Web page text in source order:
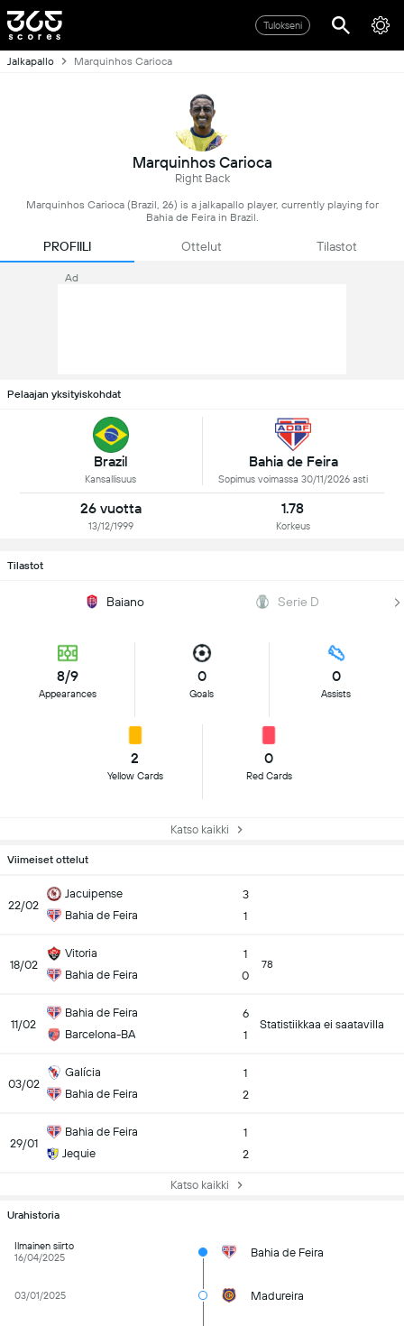
Tulokseni
Jalkapallo Marquinhos Carioca
Marquinhos Carioca
Right Back
Marquinhos Carioca (Brazil, 26) is a jalkapallo player, currently playing for
Bahia de Feira in Brazil.
PROFIILI Ottelut Tilastot
Ad
Pelaajan yksityiskohdat
Brazil
Kansallisuus
Bahia de Feira
Sopimus voimassa 30/11/2026 asti
26 vuotta
13/12/1999
1.78
Korkeus
Tilastot
Baiano Serie D
8/9
Appearances
0
Goals
0
Assists
2
Yellow Cards
0
Red Cards
Katso kaikki
Viimeiset ottelut
22/02
Jacuipense
Bahia de Feira
3
1
18/02
Vitoria
Bahia de Feira
1
0
78
11/02
Bahia de Feira
Barcelona-BA
6
1
Statistiikkaa ei saatavilla
03/02
Galícia
Bahia de Feira
1
2
29/01
Bahia de Feira
Jequie
1
2
Katso kaikki
Urahistoria
Ilmainen siirto
16/04/2025
Bahia de Feira
03/01/2025 Madureira